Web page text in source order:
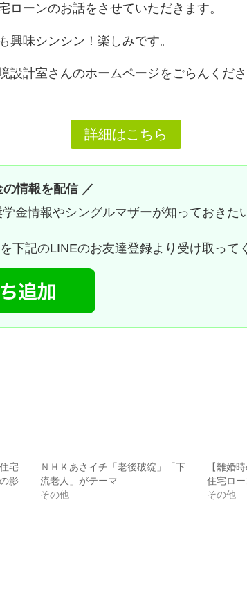
ローンのお話をさせていただきます。
興味シンシン！楽しみです。
設計室さんのホームページをごらんくだ
詳細はこちら
情報を配信 ／
金情報やシングルマザーが知っておきた
下記のLINEのお友達登録より受け取って
宅
影
ＮＨＫあさイチ「老後破綻」「下
流老人」がテーマ
その他
【離婚
住宅ロー
その他